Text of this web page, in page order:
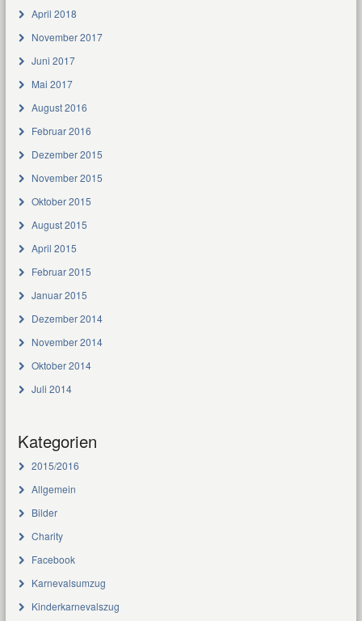
April 2018
November 2017
Juni 2017
Mai 2017
August 2016
Februar 2016
Dezember 2015
November 2015
Oktober 2015
August 2015
April 2015
Februar 2015
Januar 2015
Dezember 2014
November 2014
Oktober 2014
Juli 2014
Kategorien
2015/2016
Allgemein
Bilder
Charity
Facebook
Karnevalsumzug
Kinderkarnevalszug